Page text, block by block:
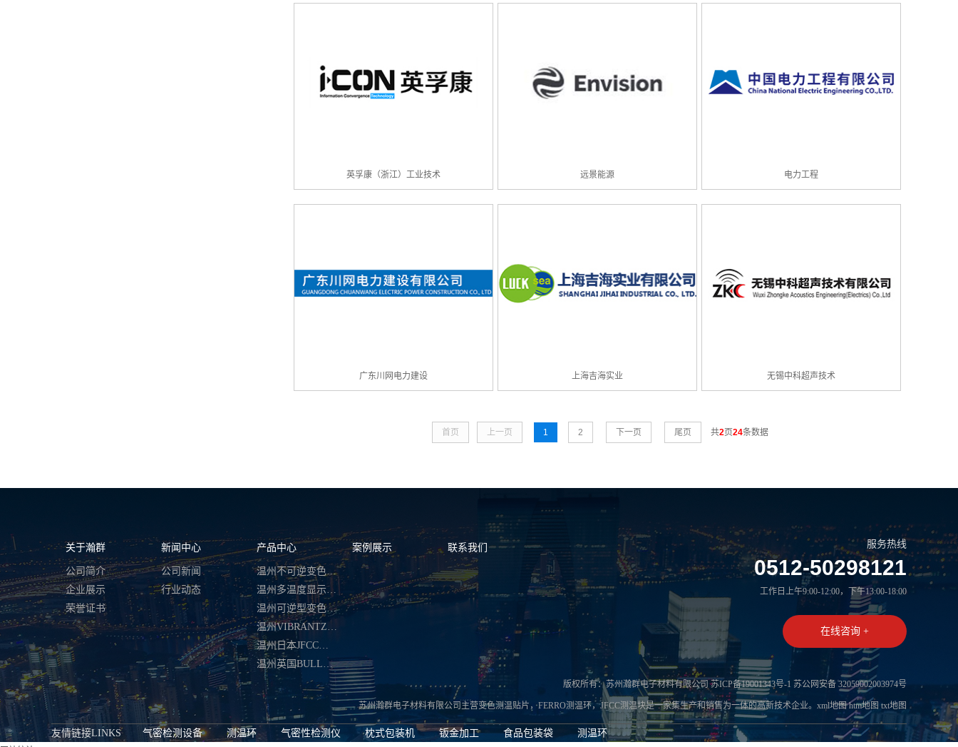
温州不可逆变色测温贴-HQW系列 | 25×21㎜
英孚康（浙江）工业技术 远景能源 电力工程
广东川网电力建设 上海吉海实业 无锡中科超声技术
首页 上一页 1 2 下一页 尾页 共2页24条数据
关于瀚群
公司简介
企业展示
荣誉证书
新闻中心
公司新闻
行业动态
产品中心
温州不可逆变色测温贴片
温州多温度显示热敏试纸
温州可逆型变色温度标签
温州VIBRANTZ测温环
温州日本JFCC测温块
温州英国BULLERS测温币
案例展示 联系我们 服务热线
0512-50298121
工作日上午9:00-12:00，下午13:00-18:00
在线咨询 +
版权所有：苏州瀚群电子材料有限公司苏ICP备19001343号-1 苏公网安备 32059002003974号
苏州瀚群电子材料有限公司主营变色测温贴片 ，FERRO测温环，JFCC测温块是一家集生产和销售为一体的高新技术企业。 xml地图 htm地图 txt地图
友情链接LINKS 气密检测设备 测温环 气密性检测仪 枕式包装机 钣金加工 食品包装袋 测温环